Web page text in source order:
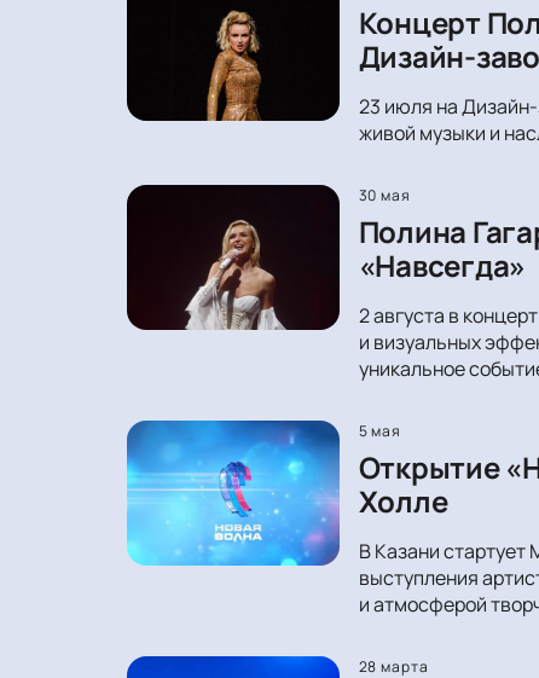
Концерт
Дизайн-
23 июля на
живой музыки и
30 мая
Полина
«Навсегда»
2 августа в
и визуальных
уникальное
5 мая
Открытие
Холле
В Казани
выступления
и атмосферой
28 марта